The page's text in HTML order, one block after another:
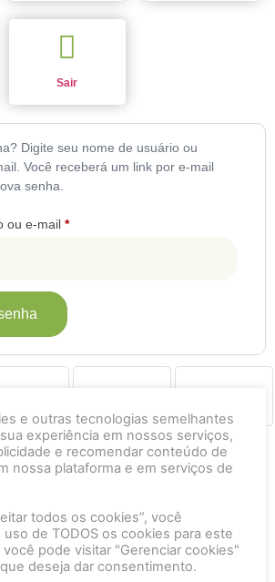
Sair
Digite seu nome de usuário ou
Você receberá um link por e-mail
senha.
ou e-mail *
Certificado
é uma linha de cosméticos naturais
por:
70
e outras tecnologias semelhantes
experiência em nossos serviços,
e recomendar conteúdo de
nossa plataforma e em serviços de
todos os cookies”, você
de TODOS os cookies para este
pode visitar "Gerenciar cookies"
deseja dar consentimento.